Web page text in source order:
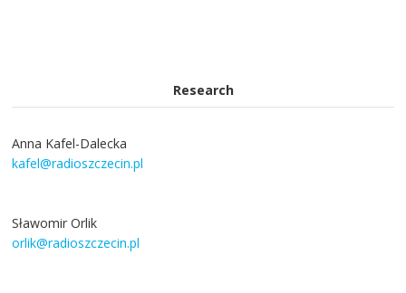
Research
Anna Kafel-Dalecka
kafel@radioszczecin.pl
Sławomir Orlik
orlik@radioszczecin.pl